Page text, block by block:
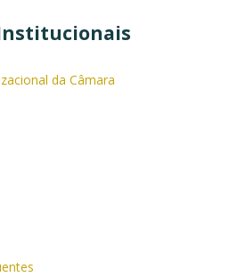
da Câmara